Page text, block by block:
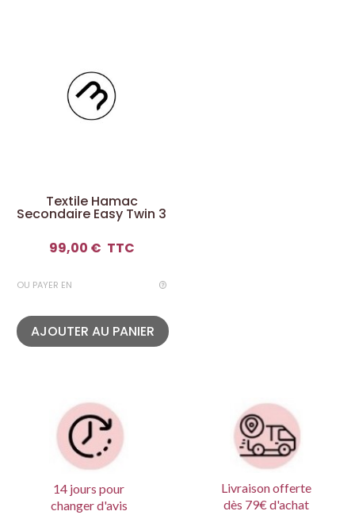
Textile Hamac
Secondaire Easy Twin 3
99,00 € TTC
OU PAYER EN
AJOUTER AU PANIER
14 jours pour
changer d'avis
Livraison offerte
dès 79€ d'achat